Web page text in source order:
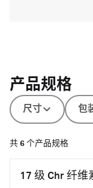
产品规格
尺寸 包
共 6 个产品规格
17 级 Chr 纤维